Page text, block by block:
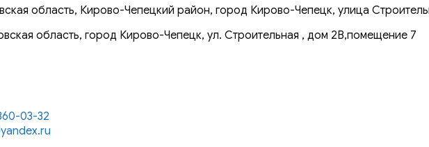
область, Кирово-Чепецкий район, город Кирово-Чепецк, улица
область, город Кирово-Чепецк, ул. Строительная , дом 2В,помещение 7
03-32